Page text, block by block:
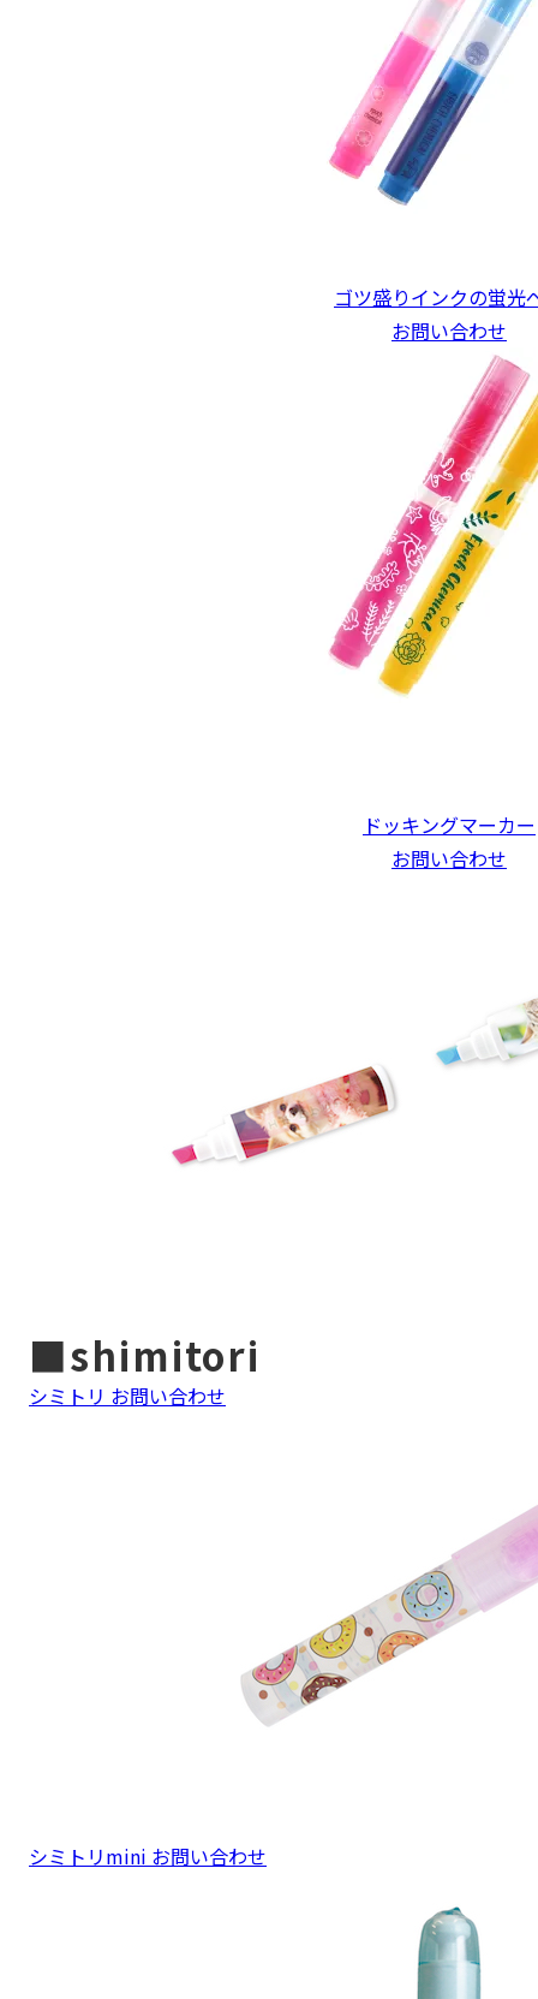
ゴツ盛りインクの蛍光
お問い合わせ
ドッキングマーカー
お問い合わせ
■shimitori
シミトリ お問い合わせ
シミトリmini お問い合わせ